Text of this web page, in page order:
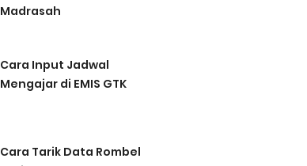
Madrasah
Cara Input Jadwal
Mengajar di EMIS GTK
Cara Tarik Data Rombel